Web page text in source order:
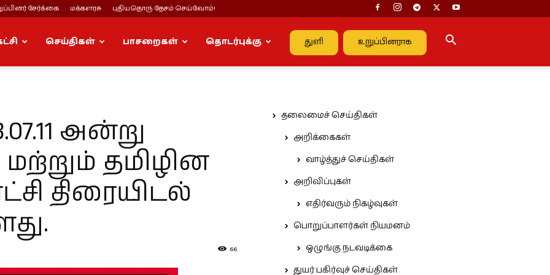
சேர்க்கை மக்களரசு புதியதொரு தேசம் செய்வோம்!
துளி உறுப்பினராக
செய்திகள் பாசறைகள் தொடர்புக்கு
அன்று
தமிழின
திரையிடல்
66
தலைமைச் செய்திகள்
அறிக்கைகள்
வாழ்த்துச் செய்திகள்
அறிவிப்புகள்
எதிர்வரும் நிகழ்வுகள்
பொறுப்பாளர்கள் நியமனம்
ஒழுங்கு நடவடிக்கை
துயர் பகிர்வுச் செய்திகள்